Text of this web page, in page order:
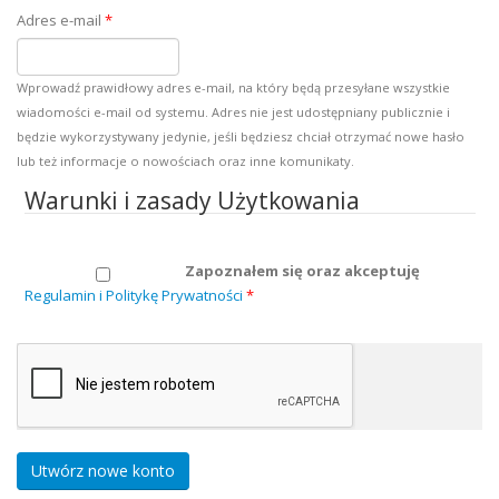
Adres e-mail *
Wprowadź prawidłowy adres e-mail, na który będą przesyłane wszystkie
wiadomości e-mail od systemu. Adres nie jest udostępniany publicznie i
będzie wykorzystywany jedynie, jeśli będziesz chciał otrzymać nowe hasło
lub też informacje o nowościach oraz inne komunikaty.
Warunki i zasady Użytkowania
Zapoznałem się oraz akceptuję
Regulamin i Politykę Prywatności *